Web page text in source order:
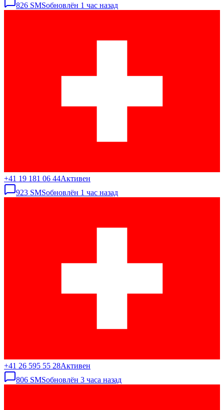
826 SMSобновлён 1 час назад
+41 19 181 06 44Активен
923 SMSобновлён 1 час назад
+41 26 595 55 28Активен
806 SMSобновлён 3 часа назад